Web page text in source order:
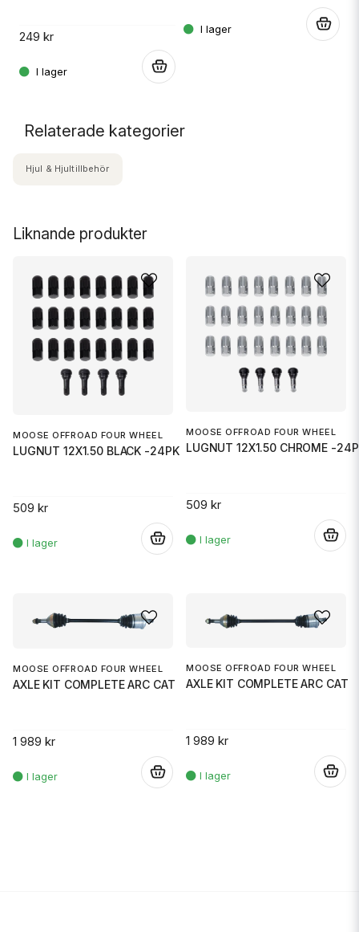
249 kr
Liknande produkter
MOOSE OFFROAD FOUR WHEEL
LUGNUT 12X1.50 BLACK -24PK
509 kr
MOOSE OFFROAD FOUR WHEEL
LUGNUT 12X1.50 CHROME -
509 kr
MOOSE OFFROAD FOUR WHEEL
AXLE KIT COMPLETE ARC CAT
1 989 kr
MOOSE OFFROAD FOUR WHEEL
AXLE KIT COMPLETE ARC CAT
1 989 kr
Relaterade kategorier
Hjul & Hjultillbehör